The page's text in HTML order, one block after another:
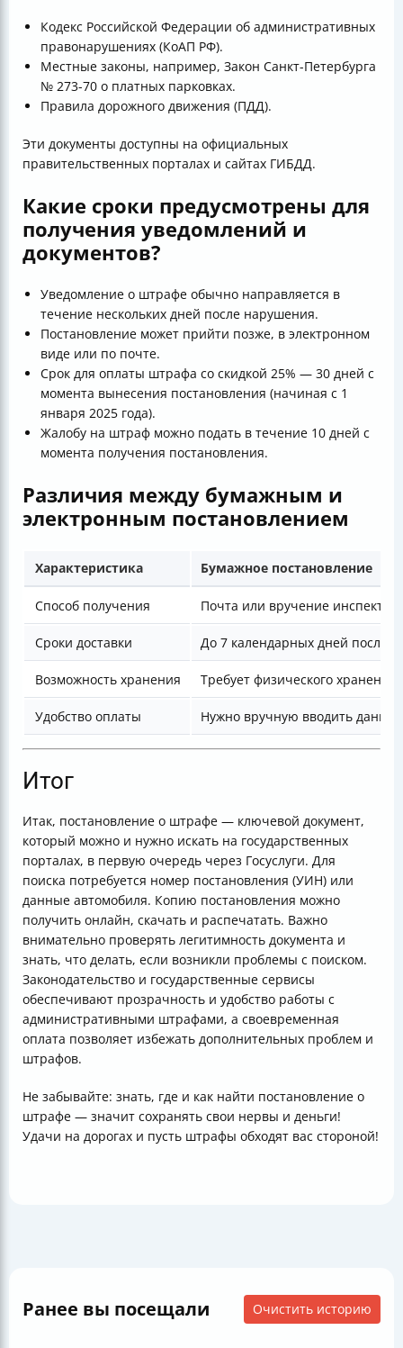
Кодекс Российской Федерации об административных
правонарушениях (КоАП РФ).
Местные законы, например, Закон Санкт-Петербурга
№ 273-70 о платных парковках.
Правила дорожного движения (ПДД).
Эти документы доступны на официальных
правительственных порталах и сайтах ГИБДД.
Какие сроки предусмотрены для
получения уведомлений и
документов?
Уведомление о штрафе обычно направляется в
течение нескольких дней после нарушения.
Постановление может прийти позже, в электронном
виде или по почте.
Срок для оплаты штрафа со скидкой 25% — 30 дней с
момента вынесения постановления (начиная с 1
января 2025 года).
Жалобу на штраф можно подать в течение 10 дней с
момента получения постановления.
Различия между бумажным и
электронным постановлением
Характеристика Бумажное постановление
Способ получения Почта или вручение
Сроки доставки До 7 календарных дней после
Возможность хранения Требует физического хранения
Удобство оплаты Нужно вручную вводить данные
Итог
Итак, постановление о штрафе — ключевой документ,
который можно и нужно искать на государственных
порталах, в первую очередь через Госуслуги. Для
поиска потребуется номер постановления (УИН) или
данные автомобиля. Копию постановления можно
получить онлайн, скачать и распечатать. Важно
внимательно проверять легитимность документа и
знать, что делать, если возникли проблемы с поиском.
Законодательство и государственные сервисы
обеспечивают прозрачность и удобство работы с
административными штрафами, а своевременная
оплата позволяет избежать дополнительных проблем и
штрафов.
Не забывайте: знать, где и как найти постановление о
штрафе — значит сохранять свои нервы и деньги!
Удачи на дорогах и пусть штрафы обходят вас стороной!
Ранее вы посещали Очистить историю